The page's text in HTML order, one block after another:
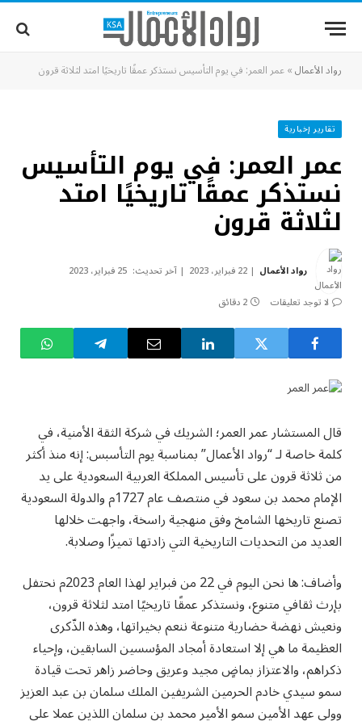
رواد الأعمال»عمر العمر: في يوم التأسيس نستذكر عمقًا تاريخيًا امتد لثلاثة قرون
تقارير إخبارية
عمر العمر: في يوم التأسيس
نستذكر عمقًا تاريخيًا امتد
لثلاثة قرون
رواد الأعمال 22 فبراير، 2023 آخر تحديث: 25 فبراير، 2023
لا توجد تعليقات
2 دقائق
قال المستشار عمر العمر؛ الشريك في شركة الثقة الأمنية، في
كلمة خاصة لـ “رواد الأعمال” بمناسبة يوم التأسبس: إنه منذ أكثر
من ثلاثة قرون على تأسيس المملكة العربية السعودية على يد
الإمام محمد بن سعود في منتصف عام 1727م والدولة السعودية
تصنع تاريخها الشامخ وفق منهجية راسخة، واجهت خلالها
العديد من التحديات التاريخية التي زادتها تميزًا وصلابة.
وأضاف: ها نحن اليوم في 22 من فبراير لهذا العام 2023م نحتفل
بإرث ثقافي متنوع، ونستذكر عمقًا تاريخيًا امتد لثلاثة قرون،
ونعيش نهضة حضارية متنوعة ننعم بخيراتها، وهذه الذّكرى
العظيمة ما هي إلا استعادة أمجاد المؤسسين السابقين، وإحياء
ذكراهم، والاعتزاز بماضٍ مجيد وعريق وحاضر زاهر تحت قيادة
سمو سيدي خادم الحرمين الشريفين الملك سلمان بن عبد العزيز
وولي عهد الأمين سمو الأمير محمد بن سلمان اللذين عملا على